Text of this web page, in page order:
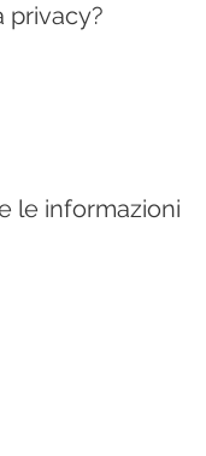
privacy?
le informazioni